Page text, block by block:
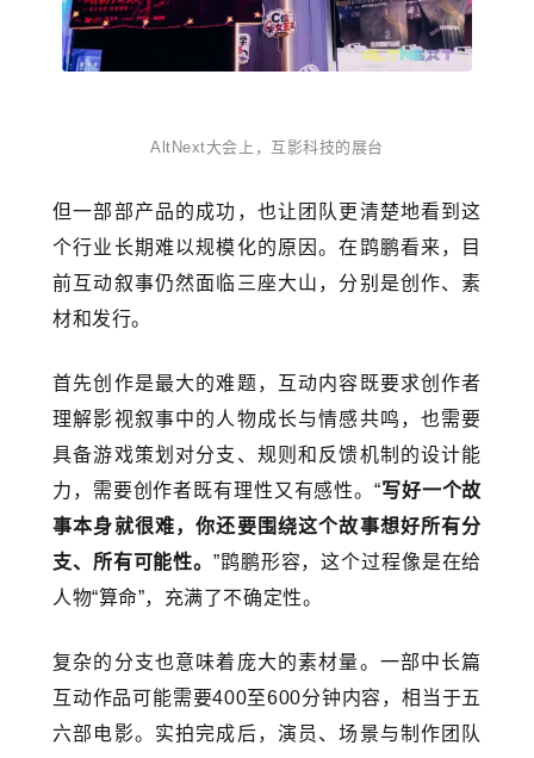
AltNext大会上，互影科技的展台
但一部部产品的成功，也让团队更清楚地看到这
个行业长期难以规模化的原因。在鹍鹏看来，目
前互动叙事仍然面临三座大山，分别是创作、素
材和发行。
首先创作是最大的难题，互动内容既要求创作者
理解影视叙事中的人物成长与情感共鸣，也需要
具备游戏策划对分支、规则和反馈机制的设计能
力，需要创作者既有理性又有感性。“写好一个故
事本身就很难，你还要围绕这个故事想好所有分
支、所有可能性。”鹍鹏形容，这个过程像是在给
人物“算命”，充满了不确定性。
复杂的分支也意味着庞大的素材量。一部中长篇
互动作品可能需要400至600分钟内容，相当于五
六部电影。实拍完成后，演员、场景与制作团队